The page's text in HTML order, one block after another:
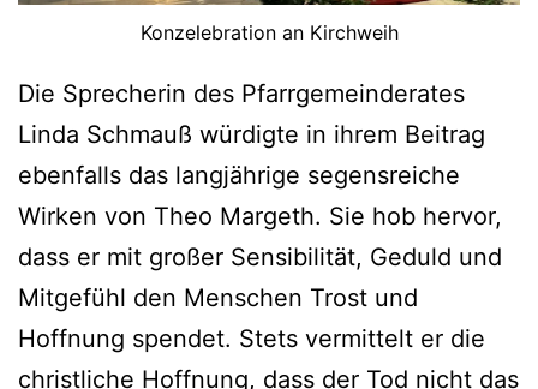
Konzelebration an Kirchweih
Die Sprecherin des Pfarrgemeinderates
Linda Schmauß würdigte in ihrem Beitrag
ebenfalls das langjährige segensreiche
Wirken von Theo Margeth. Sie hob hervor,
dass er mit großer Sensibilität, Geduld und
Mitgefühl den Menschen Trost und
Hoffnung spendet. Stets vermittelt er die
christliche Hoffnung, dass der Tod nicht das